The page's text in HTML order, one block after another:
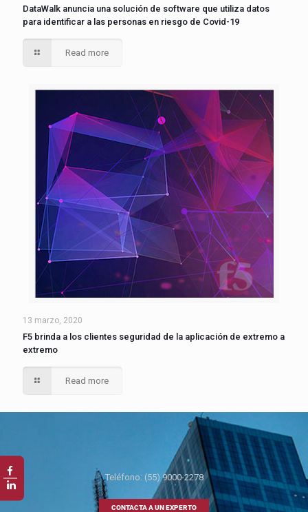
DataWalk anuncia una solución de software que utiliza datos
para identificar a las personas en riesgo de Covid-19
Read more
13 marzo, 2020
F5 brinda a los clientes seguridad de la aplicación de extremo a
extremo
Read more
Teléfono: (55) 9000-2278
CONTACTA A UN EXPERTO